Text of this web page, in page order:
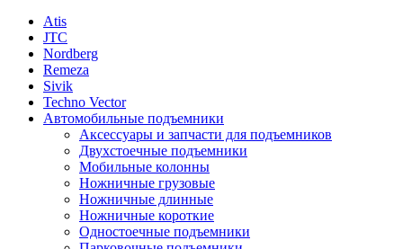
Atis
JTC
Nordberg
Remeza
Sivik
Techno Vector
Автомобильные подъемники
Аксессуары и запчасти для подъемников
Двухстоечные подъемники
Мобильные колонны
Ножничные грузовые
Ножничные длинные
Ножничные короткие
Одностоечные подъемники